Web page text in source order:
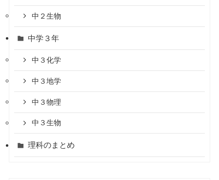
中２生物
中学３年
中３化学
中３地学
中３物理
中３生物
理科のまとめ